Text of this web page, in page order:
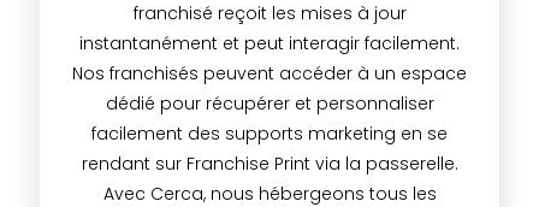
franchisé reçoit les mises à jour
instantanément et peut interagir facilement.
Nos franchisés peuvent accéder à un espace
dédié pour récupérer et personnaliser
facilement des supports marketing en se
rendant sur Franchise Print via la passerelle.
Avec Cerca, nous hébergeons tous les